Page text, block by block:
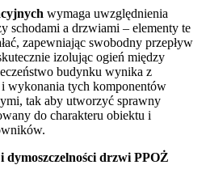
wymaga uwzględnienia
schodami a drzwiami – elementy te
zapewniając swobodny przepływ
izolując ogień między
budynku wynika z
wykonania tych komponentów
tak aby utworzyć sprawny
do charakteru obiektu i
dymoszczelności drzwi PPOŻ